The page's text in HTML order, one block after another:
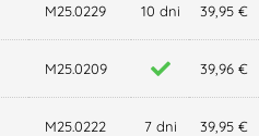
M25.0229 10 dni 39,95 €
M25.0209 39,96 €
M25.0222 7 dni 39,95 €